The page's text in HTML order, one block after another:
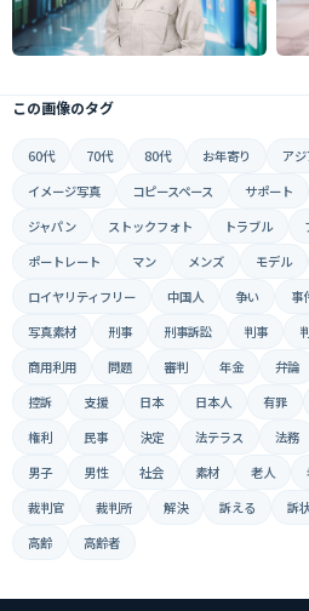
この画像のタグ
60代 70代 80代 お年寄り アジ
イメージ写真
コピースペース サポート
ジャパン
ストックフォト トラブル
ポートレート
マン メンズ モデル
ロイヤリティフリー
中国人 争い 事
写真素材
刑事 刑事訴訟 判事
商用利用
問題 審判 年金 弁論
控訴
支援 日本 日本人 有罪
権利
民事 決定 法テラス 法務
男子
男性 社会 素材 老人
裁判官
裁判所 解決 訴える 訴
高齢
高齢者